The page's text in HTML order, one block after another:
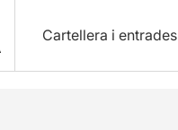
Cartellera i entrades